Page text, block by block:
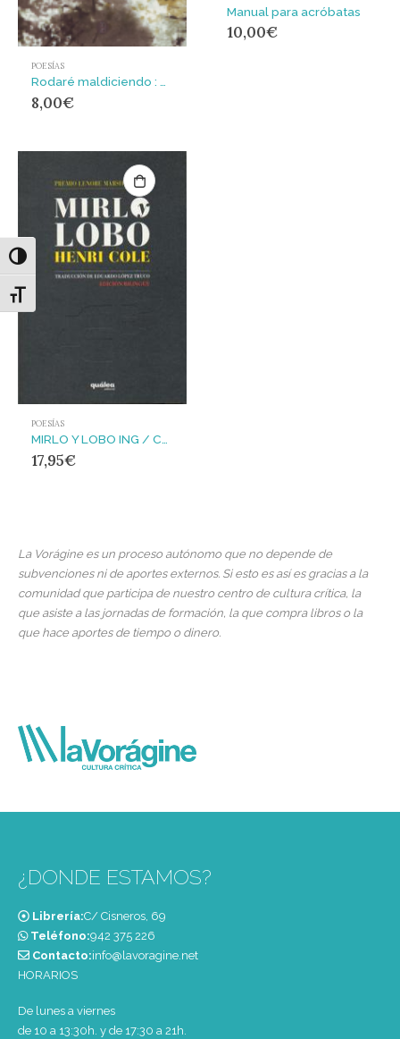
Alternar alto contraste
Alternar tamaño de letra
POESÍAS
8,00€
Manual para acróbatas
10,00€
POESÍAS
17,95€
La Vorágine es un proceso autónomo que no depende de
subvenciones ni de aportes externos. Si esto es así es gracias a la
comunidad que participa de nuestro centro de cultura crítica, la
que asiste a las jornadas de formación, la que compra libros o la
que hace aportes de tiempo o dinero.
¿DONDE ESTAMOS?
Librería:C/ Cisneros, 69
Teléfono:‭942 375 226‬
Contacto:info@lavoragine.net
HORARIOS
De lunes a viernes
de 10 a 13:30h. y de 17:30 a 21h.